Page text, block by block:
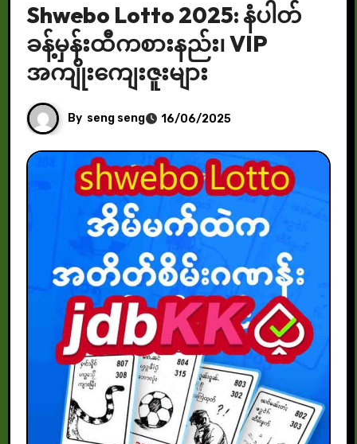
Shwebo Lotto 2025: နံပါတ်
ခန့်မှန်းထီကစားနည်း၊ VIP
အကျိုးကျေးဇူးများ
By seng seng 16/06/2025